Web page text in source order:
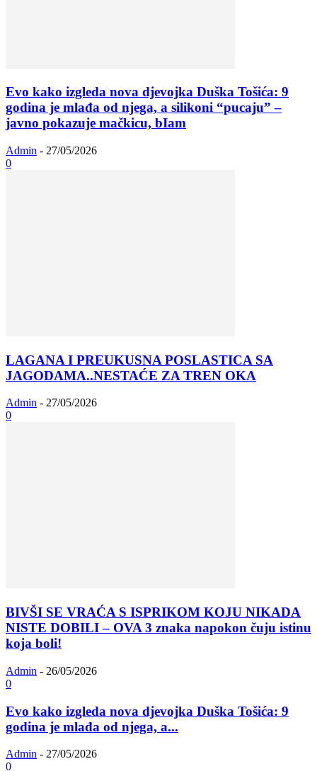
Evo kako izgleda nova djevojka Duška Tošića: 9
godina je mlađa od njega, a silikoni “pucaju” –
javno pokazuje mačkicu, bIam
Admin - 27/05/2026
0
LAGANA I PREUKUSNA POSLASTICA SA
JAGODAMA..NESTAĆE ZA TREN OKA
Admin - 27/05/2026
0
BIVŠI SE VRAĆA S ISPRIKOM KOJU NIKADA
NISTE DOBILI – OVA 3 znaka napokon čuju istinu
koja boli!
Admin - 26/05/2026
0
Evo kako izgleda nova djevojka Duška Tošića: 9
godina je mlađa od njega, a...
Admin - 27/05/2026
0